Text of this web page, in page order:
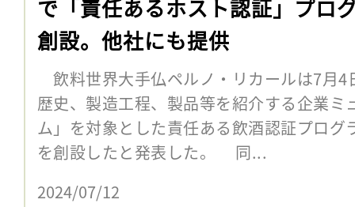
で「責任あるホスト認証」プロ
創設。他社にも提供
飲料世界大手仏ペルノ・リカールは7月4
歴史、製造工程、製品等を紹介する企業ミ
ム」を対象とした責任ある飲酒認証プログ
を創設したと発表した。 同...
2024/07/12